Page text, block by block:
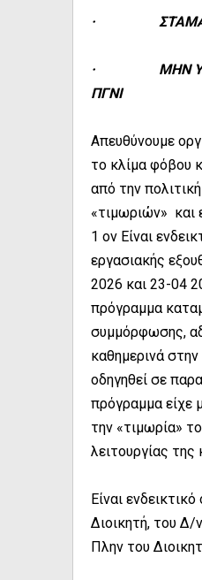
·
· ΜΗΝ
ΠΓΝΙ
Απευθύνουμε
το κλίμα φόβου
από την
«τιμωριών» και
1 ον Είναι
εργασιακής
2026 και 23-04
πρόγραμμα
συμμόρφωσης,
καθημερινά
οδηγηθεί σε
πρόγραμμα είχε
την «τιμωρία»
λειτουργίας της
Είναι
Διοικητή, του Δ/
Πλην του